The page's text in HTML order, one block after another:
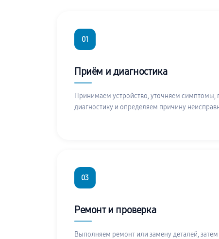
01
Приём и диагностика
Принимаем устройство, уточняем
диагностику и определяем причину
03
Ремонт и проверка
Выполняем ремонт или замену деталей, затем